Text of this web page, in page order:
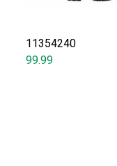
11354240
99.99